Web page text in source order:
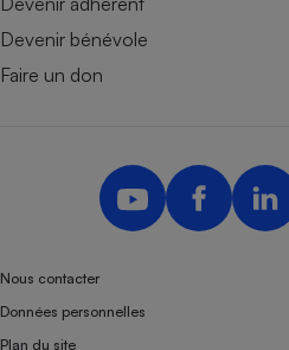
Devenir bénévole
Faire un don
Nous contacter
Données personnelles
Plan du site